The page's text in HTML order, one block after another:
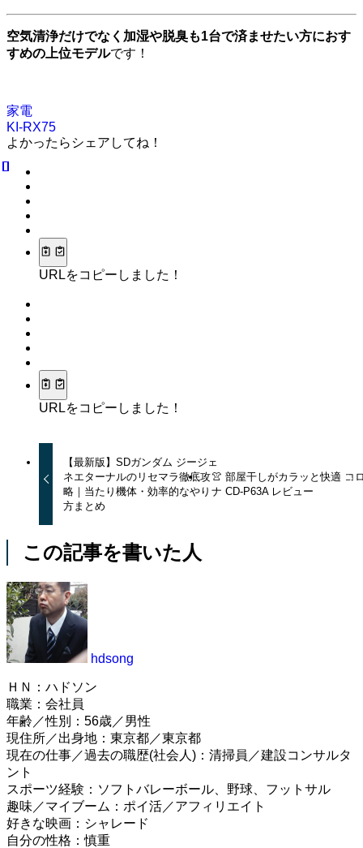
空気清浄だけでなく加湿や脱臭も1台で済ませたい方におす
すめの上位モデルです！
家電
KI-RX75
よかったらシェアしてね！
URLをコピーしました！
URLをコピーしました！
【最新版】SDガンダム ジージェ
ネエターナルのリセマラ徹底攻
略｜当たり機体・効率的なやり
方まとめ
👚 部屋干しがカラッと快適 コ
ナ CD-P63A レビュー
この記事を書いた人
hdsong
ＨＮ：ハドソン
職業：会社員
年齢／性別：56歳／男性
現住所／出身地：東京都／東京都
現在の仕事／過去の職歴(社会人)：清掃員／建設コンサルタ
ント
スポーツ経験：ソフトバレーボール、野球、フットサル
趣味／マイブーム：ポイ活／アフィリエイト
好きな映画：シャレード
自分の性格：慎重